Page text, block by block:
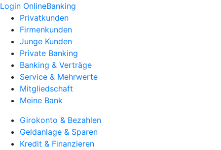
Login OnlineBanking
Privatkunden
Firmenkunden
Junge Kunden
Private Banking
Banking & Verträge
Service & Mehrwerte
Mitgliedschaft
Meine Bank
Girokonto & Bezahlen
Geldanlage & Sparen
Kredit & Finanzieren